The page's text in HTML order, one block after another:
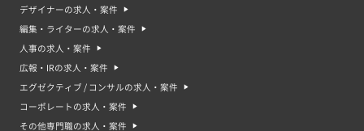
デザイナーの求人・案件
編集・ライターの求人・案件
人事の求人・案件
広報・IRの求人・案件
エグゼクティブ / コンサルの求人・案件
コーポレートの求人・案件
その他専門職の求人・案件